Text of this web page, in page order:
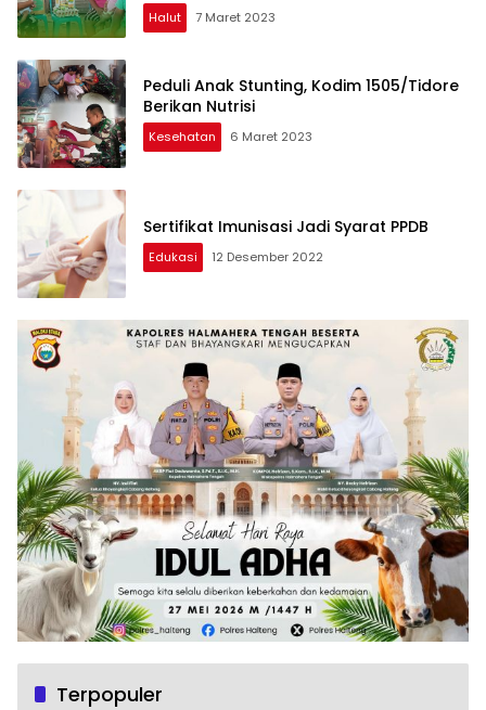
Halut 7 Maret 2023
Peduli Anak Stunting, Kodim 1505/Tidore
Berikan Nutrisi
Kesehatan 6 Maret 2023
Sertifikat Imunisasi Jadi Syarat PPDB
Edukasi 12 Desember 2022
Terpopuler